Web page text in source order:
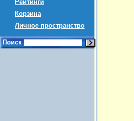
Рейтинги
Корзина
Личное пространство
Поиск